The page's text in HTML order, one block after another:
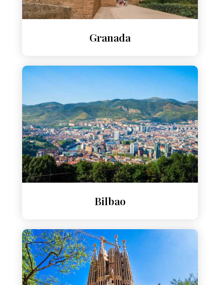
Granada
Bilbao